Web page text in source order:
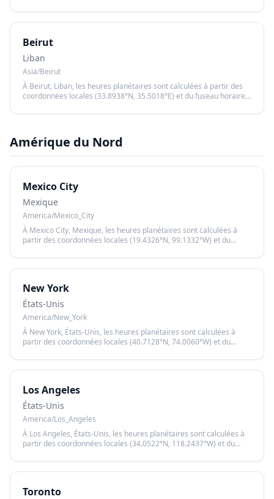
coucher du soleil.
Beirut
Liban
Asia/Beirut
À Beirut, Liban, les heures planétaires sont calculées à partir des
coordonnées locales (33.8938°N, 35.5018°E) et du fuseau horaire
coucher du soleil.
Amérique du Nord
Mexico City
Mexique
America/Mexico_City
À Mexico City, Mexique, les heures planétaires sont calculées à
partir des coordonnées locales (19.4326°N, 99.1332°W) et du
basé sur le lever et le coucher du soleil.
New York
États-Unis
America/New_York
À New York, États-Unis, les heures planétaires sont calculées à
partir des coordonnées locales (40.7128°N, 74.0060°W) et du
basé sur le lever et le coucher du soleil.
Los Angeles
États-Unis
America/Los_Angeles
À Los Angeles, États-Unis, les heures planétaires sont calculées à
partir des coordonnées locales (34.0522°N, 118.2437°W) et du
basé sur le lever et le coucher du soleil.
Toronto